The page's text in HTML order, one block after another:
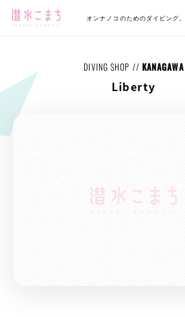
オンナノコのためのダイビング。
DIVING SHOP // KANAGAWA
Liberty